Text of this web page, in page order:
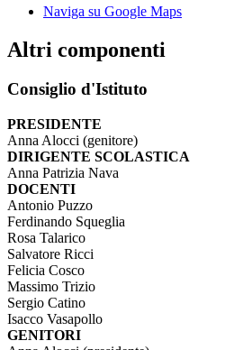
Naviga su Google Maps
Altri componenti
Consiglio d'Istituto
PRESIDENTE
Anna Alocci (genitore)
DIRIGENTE SCOLASTICA
Anna Patrizia Nava
DOCENTI
Antonio Puzzo
Ferdinando Squeglia
Rosa Talarico
Salvatore Ricci
Felicia Cosco
Massimo Trizio
Sergio Catino
Isacco Vasapollo
GENITORI